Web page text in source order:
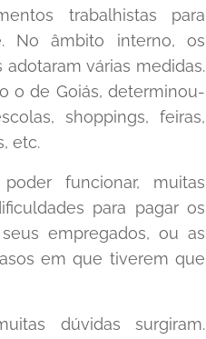
trabalhistas para
No âmbito interno, os
várias medidas.
o de Goiás, determinou-
shoppings, feiras,
etc.
funcionar, muitas
para pagar os
empregados, ou as
em que tiverem que
dúvidas surgiram.